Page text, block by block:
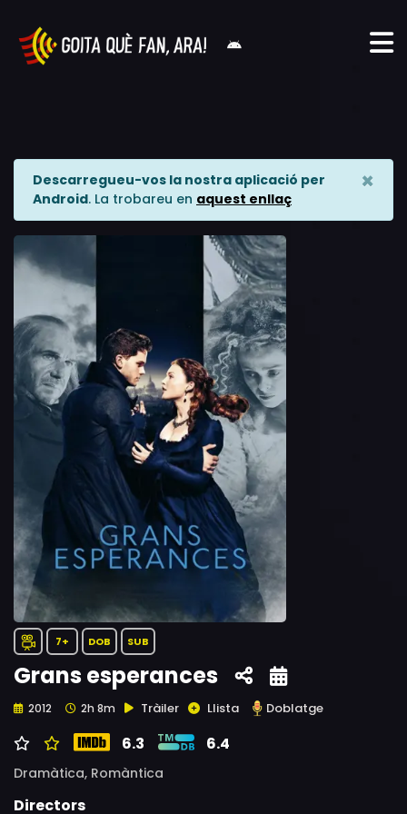
Descarregueu-vos la nostra aplicació per
Android. La trobareu en aquest enllaç
×
7+ DOB SUB
Grans esperances
2012 2h 8m Tràiler Llista Doblatge
6.3 6.4
Dramàtica, Romàntica
Directors